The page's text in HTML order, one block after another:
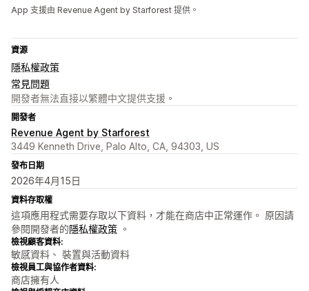
App 支援由 Revenue Agent by Starforest 提供。
資源
隱私權政策
常見問題
開發者無法直接以繁體中文提供支援。
開發者
Revenue Agent by Starforest
3449 Kenneth Drive, Palo Alto, CA, 94303, US
發布日期
2026年4月15日
資料存取權
這項應用程式需要存取以下資料，才能在商店中正常運作。 原因請
參閱開發者的隱私權政策 。
檢視顧客資料:
敏感資料、 裝置與活動資料
檢視員工與協作者資料:
商店擁有人